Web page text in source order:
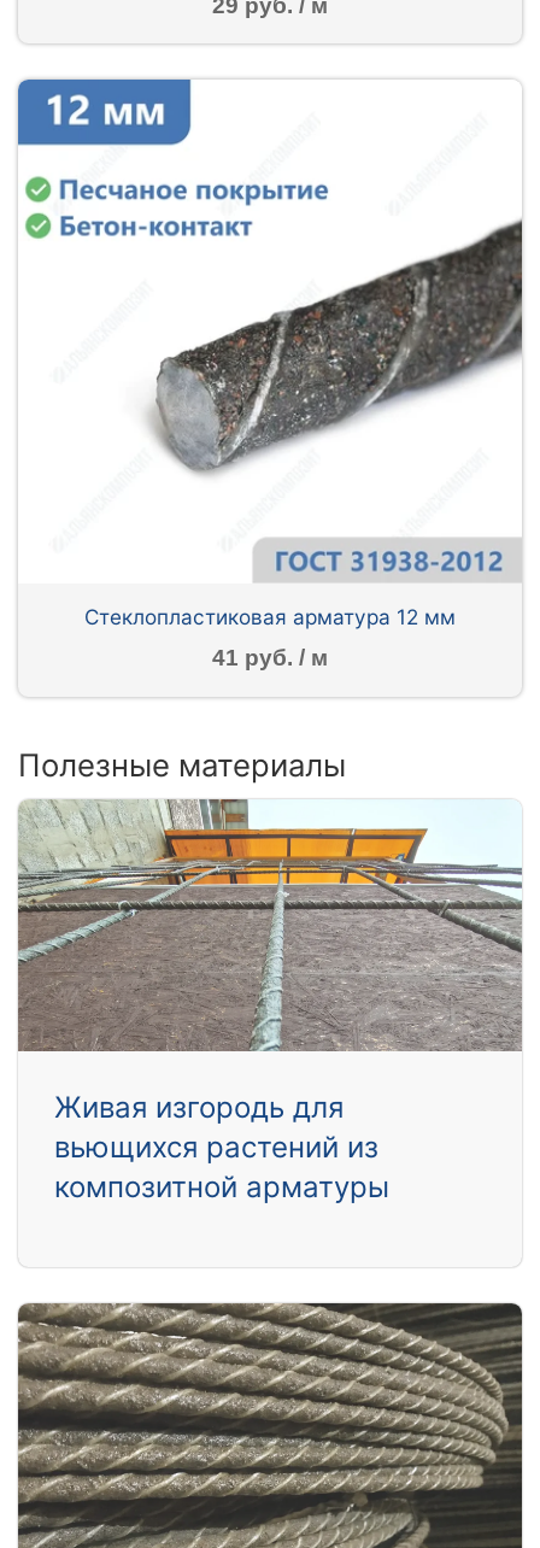
29 руб. / м
Стеклопластиковая арматура 12 мм
41 руб. / м
Полезные материалы
Живая изгородь для
вьющихся растений из
композитной арматуры